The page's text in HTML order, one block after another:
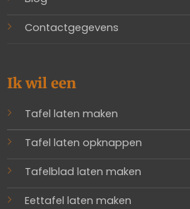
Contactgegevens
Ik wil een
Tafel laten maken
Tafel laten opknappen
Tafelblad laten maken
Eettafel laten maken